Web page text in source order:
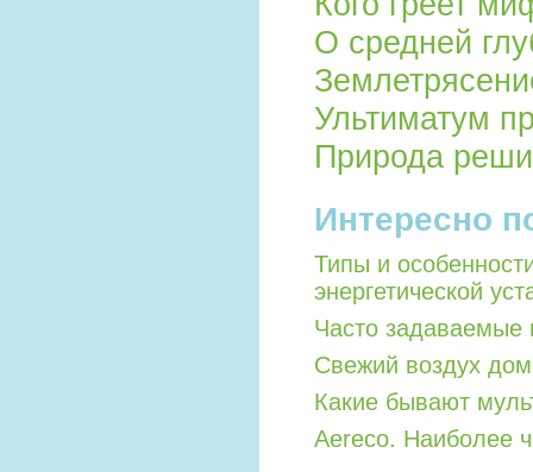
О средней
Ультиматум
Природа
Интересно
Типы и
энергетической
Часто задаваемые
Свежий воздух
Какие бывают
Aereco. Наиболее